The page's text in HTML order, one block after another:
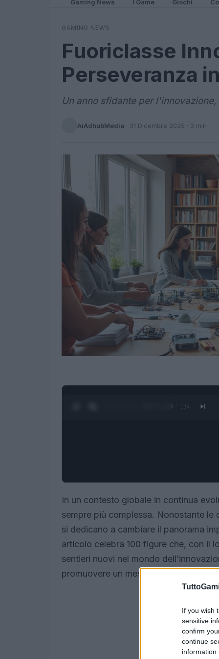
If you wish
sensitive
confirm
continue
information
Gaming News I Game Giochi
GAMING NEWS
Fuoriclasse
Perseveranza
Un anno sfidante per
AiAdhubMedia · 31 Dicembre 2025 · 3 min
0:28 / 1:23 1 /4
In un contesto globale in continua
sempre più complessa. Nonostante le
si dedicano a cambiare il panorama
articolo celebra 100 figure che, con il
sentieri nuovi nel mondo
promuovere un messaggio di